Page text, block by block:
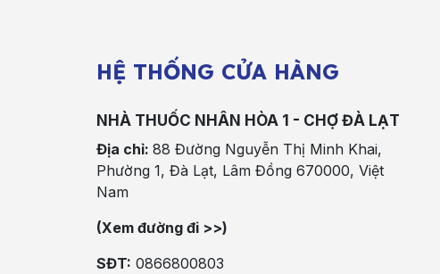
HỆ THỐNG CỬA HÀNG
NHÀ THUỐC NHÂN HÒA 1 - CHỢ ĐÀ LẠT
Địa chỉ: 88 Đường Nguyễn Thị Minh Khai,
Phường 1, Đà Lạt, Lâm Đồng 670000, Việt
Nam
(Xem đường đi >>)
SĐT: 0866800803